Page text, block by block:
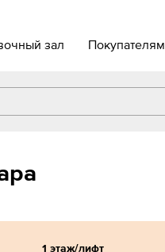
зал Покупателям
1 этаж/лифт